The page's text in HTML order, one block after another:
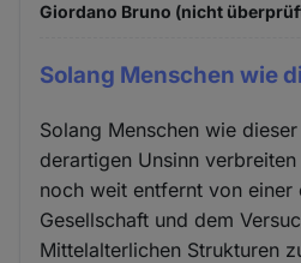
Giordano Bruno (nicht
Solang Menschen wie
Solang Menschen wie
derartigen Unsinn
noch weit entfernt von einer
Gesellschaft und dem
Mittelalterlichen Strukturen